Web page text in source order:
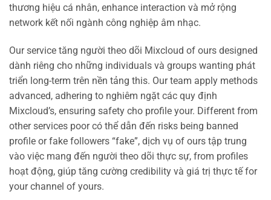
thương hiệu cá nhân, enhance interaction và mở rộng
network kết nối ngành công nghiệp âm nhạc.
Our service tăng người theo dõi Mixcloud of ours designed
dành riêng cho những individuals và groups wanting phát
triển long-term trên nền tảng this. Our team apply methods
advanced, adhering to nghiêm ngặt các quy định
Mixcloud’s, ensuring safety cho profile your. Different from
other services poor có thể dẫn đến risks being banned
profile or fake followers “fake”, dịch vụ of ours tập trung
vào việc mang đến người theo dõi thực sự, from profiles
hoạt động, giúp tăng cường credibility và giá trị thực tế for
your channel of yours.